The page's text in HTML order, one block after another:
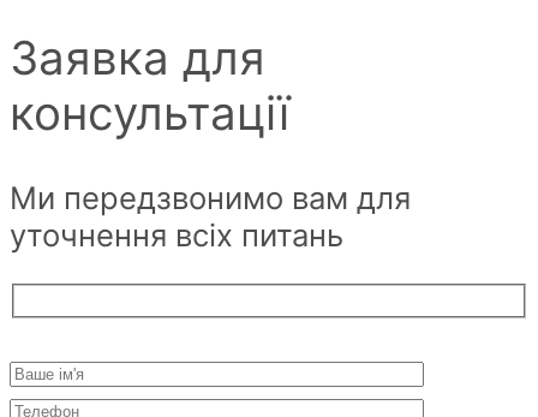
Заявка для
консультації
Ми передзвонимо вам для
уточнення всіх питань